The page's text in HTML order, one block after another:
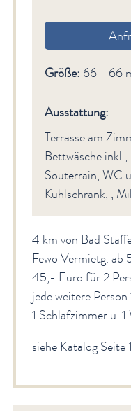
Größe: 66 - 66
Ausstattung:
Terrasse am
Bettwäsche
Souterrain, WC
Kühlschrank, ,
4 km von Bad
Fewo Vermietg. ab
45,- Euro für 2
jede weitere
1 Schlafzimmer u.
siehe Katalog Seite